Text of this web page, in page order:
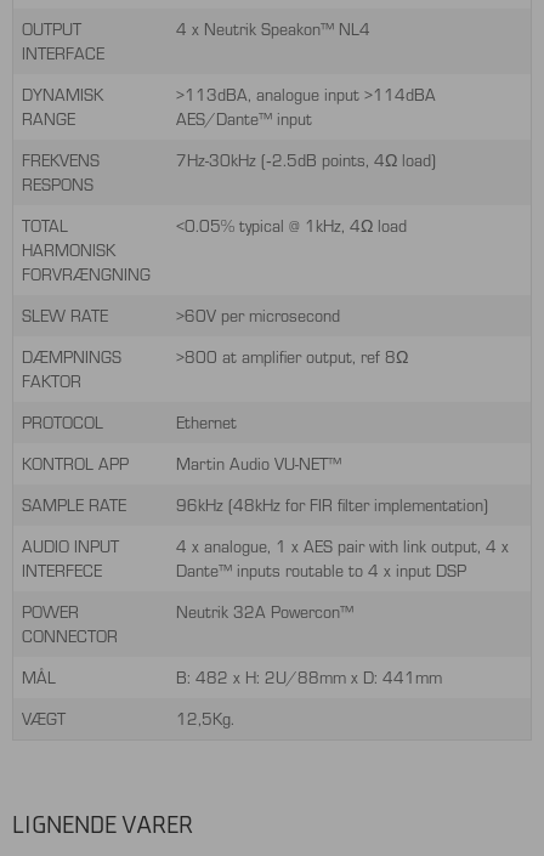
OUTPUT
INTERFACE
4 x Neutrik Speakon™ NL4
DYNAMISK
RANGE
>113dBA, analogue input >114dBA
AES/Dante™ input
FREKVENS
RESPONS
7Hz-30kHz (‐2.5dB points, 4Ω load)
TOTAL
HARMONISK
FORVRÆNGNING
<0.05% typical @ 1kHz, 4Ω load
SLEW RATE
>60V per microsecond
DÆMPNINGS
FAKTOR
>800 at amplifier output, ref 8Ω
PROTOCOL
Ethernet
KONTROL APP
Martin Audio VU-NET™
SAMPLE RATE
96kHz (48kHz for FIR filter implementation)
AUDIO INPUT
INTERFECE
4 x analogue, 1 x AES pair with link output, 4 x
Dante™ inputs routable to 4 x input DSP
POWER
CONNECTOR
Neutrik 32A Powercon™
MÅL
B: 482 x H: 2U/88mm x D: 441mm
VÆGT
12,5Kg.
LIGNENDE VARER